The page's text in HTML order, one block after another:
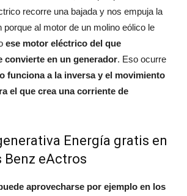
recorre una bajada y nos empuja la
porque al motor de un molino eólico le
ese motor eléctrico del que
convierte en un generador. Eso ocurre
funciona a la inversa y el movimiento
el que crea una corriente de
Energía gratis en
Benz eActros
aprovecharse por ejemplo en los